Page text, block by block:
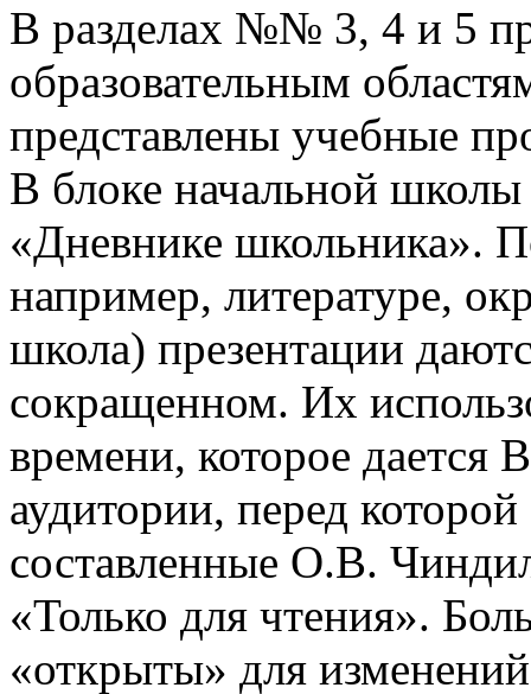
В разделах №№ 3, 4 и 5
образовательным
представлены учебные
В блоке начальной
«Дневнике школьника».
например, литературе,
школа) презентации
сокращенном. Их
времени, которое дается
аудитории, перед
составленные О.В.
«Только для чтения».
«открыты» для